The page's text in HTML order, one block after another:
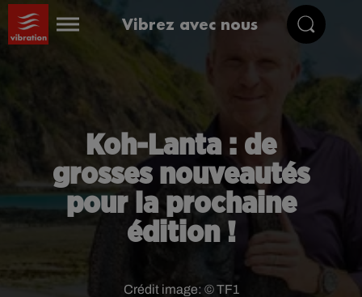
Vibrez avec nous
Koh-Lanta : de
grosses nouveautés
pour la prochaine
édition !
Crédit image: © TF1